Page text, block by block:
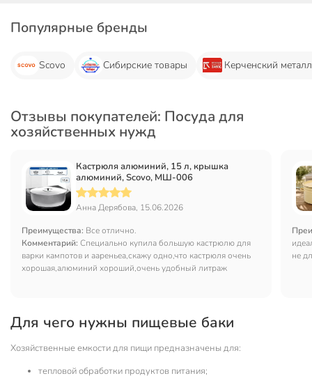
Популярные бренды
Scovo Сибирские товары Керченский
Отзывы покупателей: Посуда для
хозяйственных нужд
Кастрюля алюминий, 15 л, крышка
алюминий, Scovo, МШ-006
Анна Дерябова, 15.06.2026
Преимущества: Все отлично.
Комментарий: Специально купила большую кастрюлю для
варки кампотов и аареньеа,скажу одно,что кастрюля очень
хорошая,алюминий хороший,очень удобный литраж
не
Для чего нужны пищевые баки
Хозяйственные емкости для пищи предназначены для:
тепловой обработки продуктов питания;